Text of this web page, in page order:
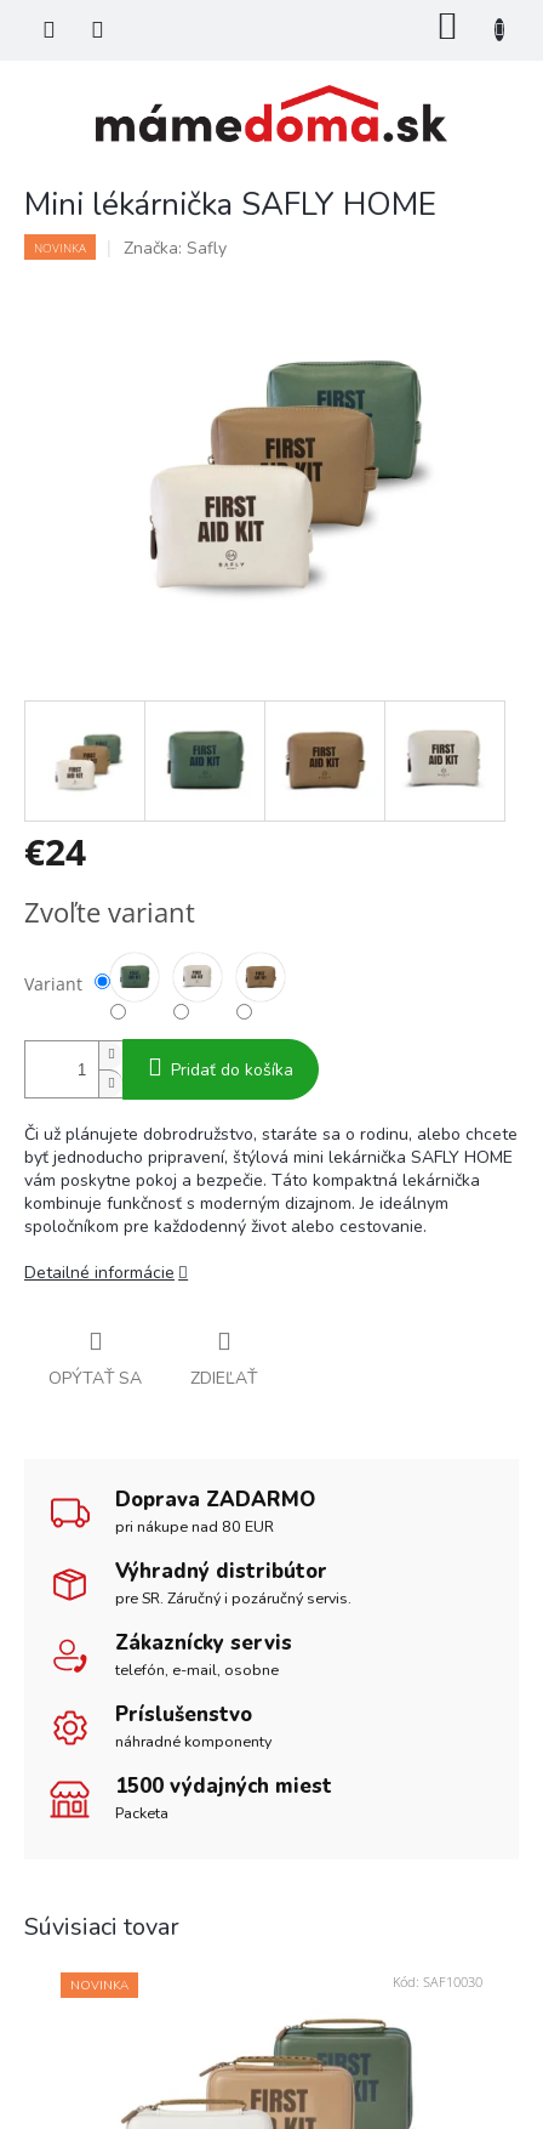
Mini lékárnička SAFLY HOME
NOVINKA Značka: Safly
€24
cena:
Zvoľte variant
Variant
Pridať do košíka
Či už plánujete dobrodružstvo, staráte sa o rodinu, alebo chcete
byť jednoducho pripravení, štýlová mini lekárnička SAFLY HOME
vám poskytne pokoj a bezpečie. Táto kompaktná lekárnička
kombinuje funkčnosť s moderným dizajnom. Je ideálnym
spoločníkom pre každodenný život alebo cestovanie.
Detailné informácie
OPÝTAŤ SA ZDIEĽAŤ
Doprava ZADARMO
pri nákupe nad 80 EUR
Výhradný distribútor
pre SR. Záručný i pozáručný servis.
Zákaznícky servis
telefón, e-mail, osobne
Príslušenstvo
náhradné komponenty
1500 výdajných miest
Packeta
Súvisiaci tovar
NOVINKA Kód: SAF10030